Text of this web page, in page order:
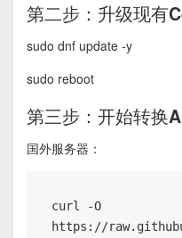
第二步：升级现有
sudo dnf update -y
sudo reboot
第三步：开始转换
国外服务器：
curl -O
https://